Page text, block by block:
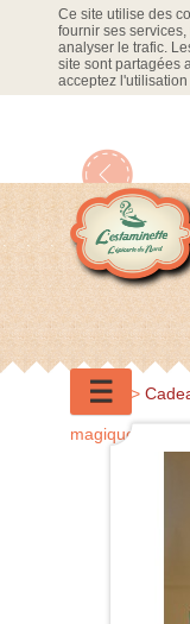
Ce site utilise des
fournir ses
analyser le trafic.
site sont partagées
acceptez
Panier
☰
Accueil >
magique